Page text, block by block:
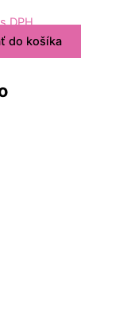
s DPH
do košíka